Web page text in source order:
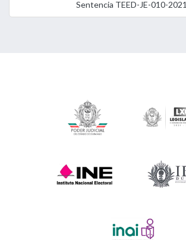
Sentencia TEED-JE-010-2021